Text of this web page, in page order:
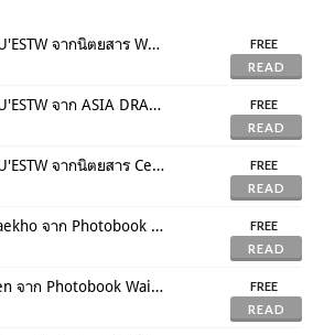
แปลบทสัมภาษณ์ NU'ESTW จากนิตยสาร WKOREA ฉบับเดือนกันยายน 2017
FREE
READ
แปลบทสัมภาษณ์ NU'ESTW จาก ASIA DRAMATIC TV (JAPAN)
FREE
READ
แปลบทสัมภาษณ์ NU'ESTW จากนิตยสาร Ceci ฉบับเดือนกันยายน 2017
FREE
READ
แปลบทสัมภาษณ์ Baekho จาก Photobook Waiting Q (2017)
FREE
READ
แปลบทสัมภาษณ์ Ren จาก Photobook Waiting Q (2017)
FREE
READ